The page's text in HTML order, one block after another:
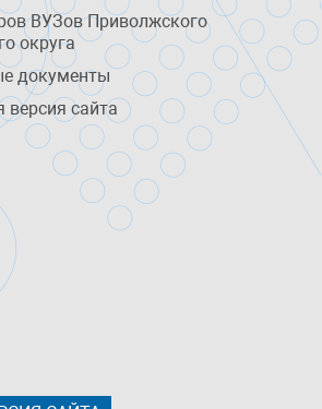
ВУЗов Приволжского
округа
документы
сайта